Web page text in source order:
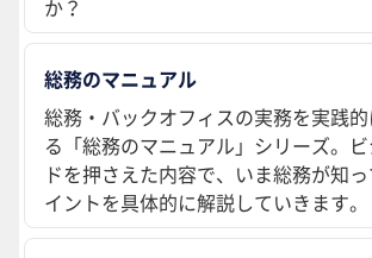
か？
総務のマニュアル
総務・バックオフィスの実務を実践
る「総務のマニュアル」シリーズ。
ドを押さえた内容で、いま総務が知
イントを具体的に解説していきます。